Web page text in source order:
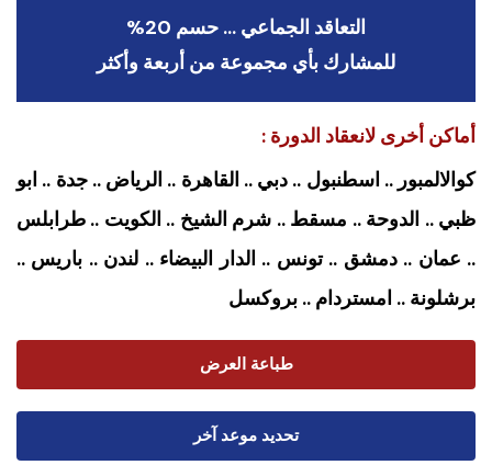
التعاقد الجماعي … حسم 20%
للمشارك بأي مجموعة من أربعة وأكثر
أماكن أخرى لانعقاد الدورة :
كوالالمبور .. اسطنبول .. دبي .. القاهرة .. الرياض .. جدة .. ابو
ظبي .. الدوحة .. مسقط .. شرم الشيخ .. الكويت .. طرابلس
.. عمان .. دمشق .. تونس .. الدار البيضاء .. لندن .. باريس ..
برشلونة .. امستردام .. بروكسل
طباعة العرض
تحديد موعد آخر